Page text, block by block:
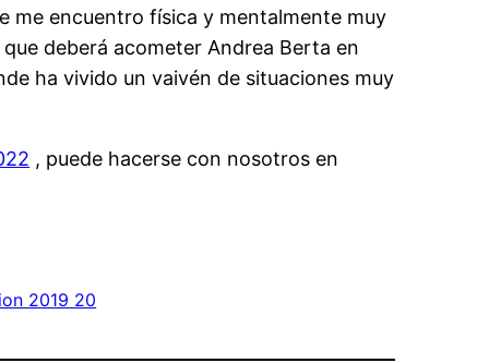
me encuentro física y mentalmente muy
deberá acometer Andrea Berta en
ha vivido un vaivén de situaciones muy
, puede hacerse con nosotros en
2019 20